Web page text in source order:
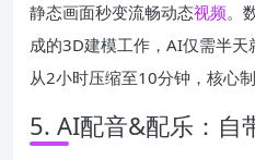
静态画面秒变流畅动态视频。
成的3D建模工作，AI仅需半
从2小时压缩至10分钟，核心
5. AI配音&配乐：自